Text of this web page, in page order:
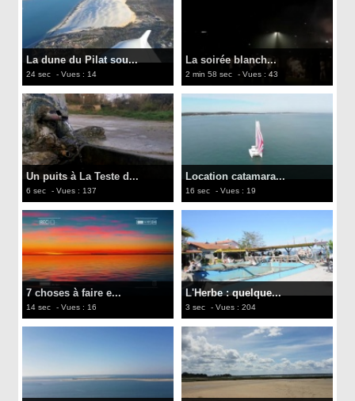
La dune du Pilat sou...
24 sec - Vues : 14
La soirée blanch...
2 min 58 sec - Vues : 43
Un puits à La Teste d...
6 sec - Vues : 137
Location catamara...
16 sec - Vues : 19
7 choses à faire e...
14 sec - Vues : 16
L'Herbe : quelque...
3 sec - Vues : 204